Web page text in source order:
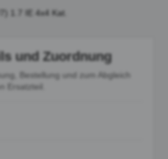
1.7 IE 4x4 Kat.
und Zuordnung
Bestellung und zum Abgleich
Ersatzteil.